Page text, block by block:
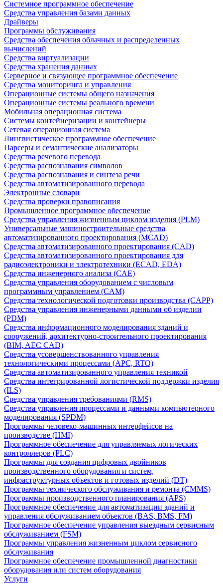
Системное программное обеспечение
Средства управления базами данных
Драйверы
Программы обслуживания
Средства обеспечения облачных и распределенных
вычислений
Средства виртуализации
Средства хранения данных
Серверное и связующее программное обеспечение
Средства мониторинга и управления
Операционные системы общего назначения
Операционные системы реального времени
Мобильная операционная система
Системы контейнеризации и контейнеры
Сетевая операционная система
Лингвистическое программное обеспечение
Парсеры и семантические анализаторы
Средства речевого перевода
Средства распознавания символов
Средства распознавания и синтеза речи
Средства автоматизированного перевода
Электронные словари
Средства проверки правописания
Промышленное программное обеспечение
Средства управления жизненным циклом изделия (PLM)
Универсальные машиностроительные средства
автоматизированного проектирования (MCAD)
Средства автоматизированного проектирования (CAD)
Средства автоматизированного проектирования для
радиоэлектроники и электротехники (ECAD, EDA)
Средства инженерного анализа (CAE)
Средства управления оборудованием с числовым
программным управлением (CAM)
Средства технологической подготовки производства (CAPP)
Средства управления инженерными данными об изделии
(PDM)
Средства информационного моделирования зданий и
сооружений, архитектурно-строительного проектирования
(BIM, AEC CAD)
Средства усовершенствованного управления
технологическими процессами (APC, RTO)
Средства автоматизированного управления техникой
Средства интегрированной логистической поддержки изделия
(ILS)
Средства управления требованиями (RMS)
Средства управления процессами и данными компьютерного
моделирования (SPDM)
Программы человеко-машинных интерфейсов на
производстве (HMI)
Программное обеспечение для управляемых логических
контроллеров (PLC)
Программы для создания цифровых двойников
производственного оборудования и систем,
инфраструктурных объектов и готовых изделий (DT)
Программы технического обслуживания и ремонта (CMMS)
Программы производственного планирования (APS)
Программное обеспечение для автоматизации зданий и
управления обслуживанием объектов (BAS, BMS, FM)
Программное обеспечение управления выездным сервисным
обслуживанием (FSM)
Программы управления жизненным циклом сервисного
обслуживания
Программное обеспечение промышленной диагностики
оборудования или систем оборудования
Услуги